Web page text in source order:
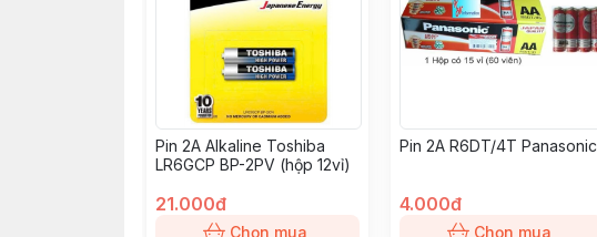
Pin 2A Alkaline Toshiba
LR6GCP BP-2PV (hộp 12vỉ)
21.000đ
Chọn mua
Pin 2A R6DT/4T Panasonic
4.000đ
Chọn mua